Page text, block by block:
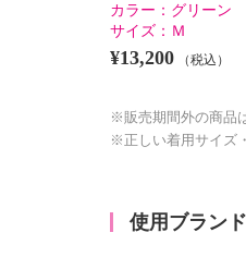
カラー： グリーン
サイズ： Ｍ
¥13,200 （税込）
※販売期間外の商品
※正しい着用サイズ
使用ブランド